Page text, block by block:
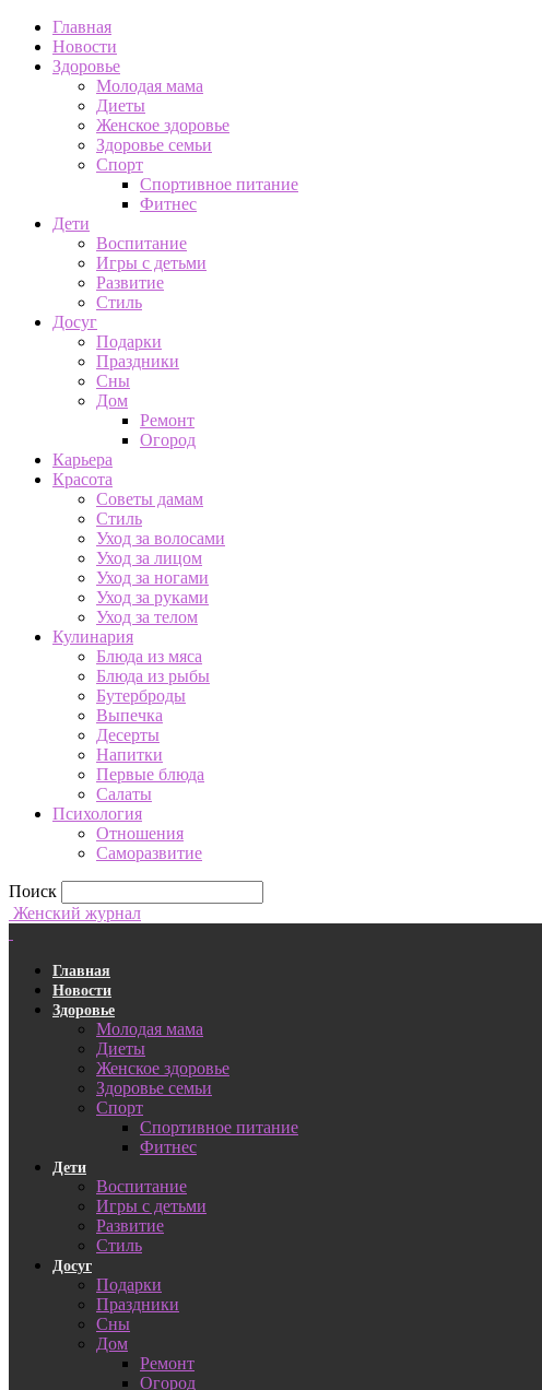
Главная
Новости
Здоровье
Молодая мама
Диеты
Женское здоровье
Здоровье семьи
Спорт
Спортивное питание
Фитнес
Дети
Воспитание
Игры с детьми
Развитие
Стиль
Досуг
Подарки
Праздники
Сны
Дом
Ремонт
Огород
Карьера
Красота
Советы дамам
Стиль
Уход за волосами
Уход за лицом
Уход за ногами
Уход за руками
Уход за телом
Кулинария
Блюда из мяса
Блюда из рыбы
Бутерброды
Выпечка
Десерты
Напитки
Первые блюда
Салаты
Психология
Отношения
Саморазвитие
Поиск
Женский журнал
Главная
Новости
Здоровье
Молодая мама
Диеты
Женское здоровье
Здоровье семьи
Спорт
Спортивное питание
Фитнес
Дети
Воспитание
Игры с детьми
Развитие
Стиль
Досуг
Подарки
Праздники
Сны
Дом
Ремонт
Огород